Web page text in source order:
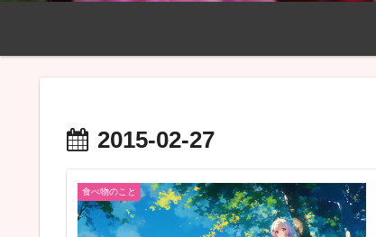
2015-02-27
食べ物のこと